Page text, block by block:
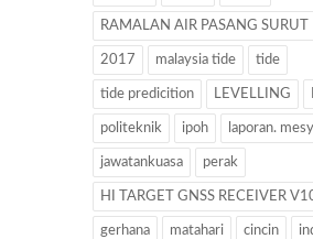
RAMALAN AIR PASANG SURUT
2017 malaysia tide tide
tide predicition LEVELLING
politeknik ipoh laporan.
jawatankuasa perak
HI TARGET GNSS RECEIVER
gerhana matahari cincin